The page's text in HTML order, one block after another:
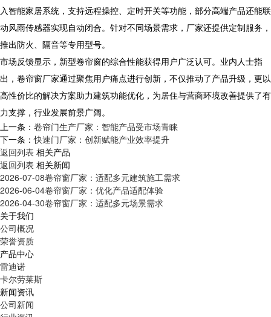
入智能家居系统，支持远程操控、定时开关等功能，部分高端产品还能联
动风雨传感器实现自动闭合。针对不同场景需求，厂家还提供定制服务，
推出防火、隔音等专用型号。
市场反馈显示，新型卷帘窗的综合性能获得用户广泛认可。业内人士指
出，卷帘窗厂家通过聚焦用户痛点进行创新，不仅推动了产品升级，更以
高性价比的解决方案助力建筑功能优化，为居住与营商环境改善提供了有
力支撑，行业发展前景广阔。
上一条： 卷帘门生产厂家：智能产品受市场青睐
下一条：快速门厂家：创新赋能产业效率提升
返回列表 相关产品
返回列表 相关新闻
2026-07-08卷帘窗厂家：适配多元建筑施工需求
2026-06-04卷帘窗厂家：优化产品适配体验
2026-04-30卷帘窗厂家：适配多元场景需求
关于我们
公司概况
荣誉资质
产品中心
雷迪诺
卡尔劳莱斯
新闻资讯
公司新闻